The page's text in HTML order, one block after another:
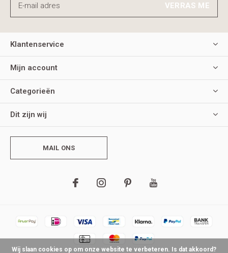
VERRAS ME
Klantenservice
Mijn account
Categorieën
Dit zijn wij
MAIL ONS
Wij slaan cookies op om onze website te verbeteren. Is dat akkoord?